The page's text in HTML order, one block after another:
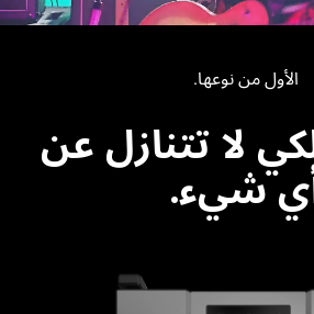
الأول من نوعها.
لا تتنازل عن
شيء.